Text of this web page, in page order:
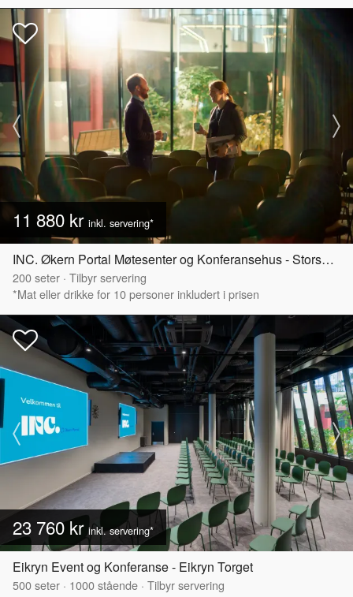
11 880 kr inkl. servering*
INC. Økern Portal Møtesenter og Konferansehus - Storsalen
200seter · Tilbyr servering
*Mat eller drikke for 10 personer inkludert i prisen
23 760 kr inkl. servering*
Eikryn Event og Konferanse - Eikryn Torget
500seter · 1000stående · Tilbyr servering